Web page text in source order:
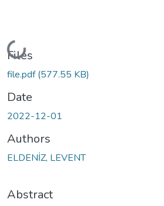
Loading...
Files
file.pdf(577.55 KB)
Date
2022-12-01
Authors
ELDENİZ, LEVENT
Abstract